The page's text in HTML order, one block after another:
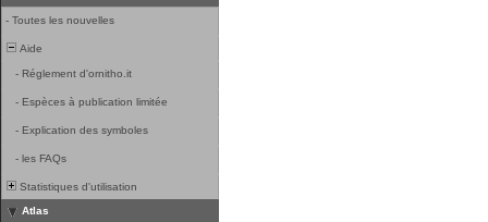
- Toutes les nouvelles
Aide
- Réglement d'ornitho.it
- Espèces à publication limitée
- Explication des symboles
- les FAQs
Statistiques d'utilisation
Atlas